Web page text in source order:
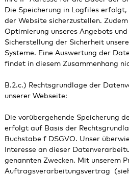
Die Speicherung in Logfiles
der Website sicherzustellen.
Optimierung unseres Angebots
Sicherstellung der Sicherheit
Systeme. Eine Auswertung der
findet in diesem Zusammenhang
B.2.c.) Rechtsgrundlage der
unserer Webseite:
Die vorübergehende Speicherung
erfolgt auf Basis der
Buchstabe f DSGVO. Unser
Interesse an dieser
genannten Zwecken. Mit unserem
Auftragsverarbeitungsvertrag